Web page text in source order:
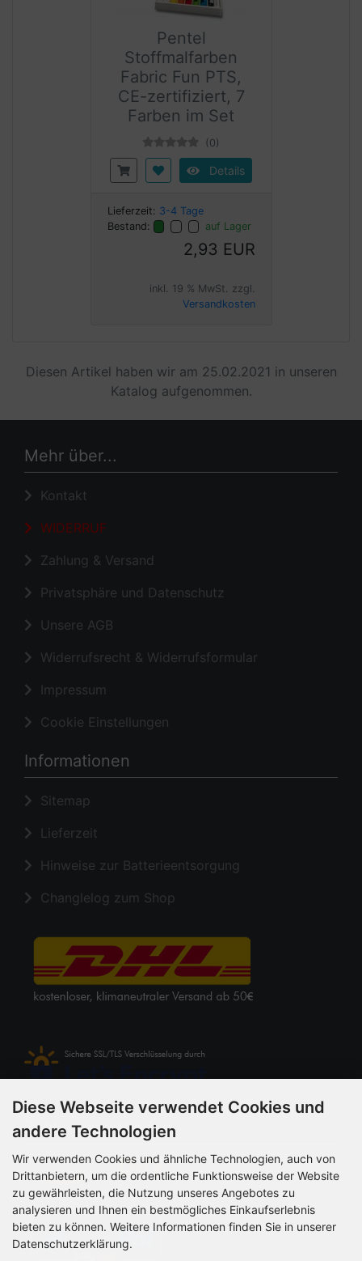
Pentel
Stoffmalfarben
Fabric Fun PTS,
CE-zertifiziert, 7
Farben im Set
(0)
Details
Lieferzeit: 3-4 Tage
Bestand:
auf Lager
2,93 EUR
inkl. 19 % MwSt. zzgl.
Versandkosten
Diesen Artikel haben wir am 25.02.2021 in unseren
Katalog aufgenommen.
Mehr über...
Kontakt
WIDERRUF
Zahlung & Versand
Privatsphäre und Datenschutz
Unsere AGB
Widerrufsrecht & Widerrufsformular
Impressum
Cookie Einstellungen
Informationen
Sitemap
Lieferzeit
Hinweise zur Batterieentsorgung
Changlelog zum Shop
Zahlungsmethoden
Diese Webseite verwendet Cookies und
andere Technologien
Wir verwenden Cookies und ähnliche Technologien, auch von
Drittanbietern, um die ordentliche Funktionsweise der Website
zu gewährleisten, die Nutzung unseres Angebotes zu
analysieren und Ihnen ein bestmögliches Einkaufserlebnis
bieten zu können. Weitere Informationen finden Sie in unserer
Datenschutzerklärung.